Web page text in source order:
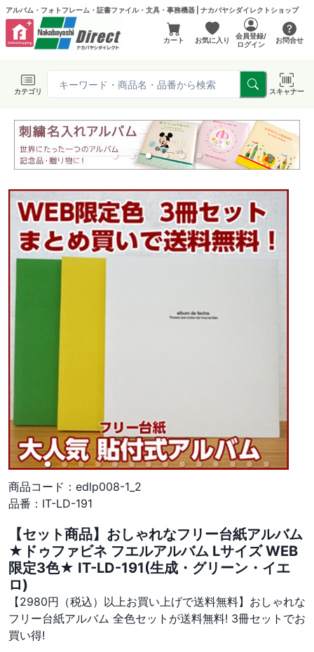
アルバム・フォトフレーム・証書ファイル・文具・事務機器 | ナカバヤシダイレクトショップ
カート お気に入り
会員登録/
ログイン
お問合せ
カテゴリ スキャナー
商品コード： edlp008-1_2
品番： IT-LD-191
【セット商品】おしゃれなフリー台紙アルバム
★ドゥファビネ フエルアルバム Lサイズ WEB
限定3色★ IT-LD-191(生成・グリーン・イエ
ロ)
【2980円（税込）以上お買い上げで送料無料】おしゃれな
フリー台紙アルバム 全色セットが送料無料! 3冊セットでお
買い得!